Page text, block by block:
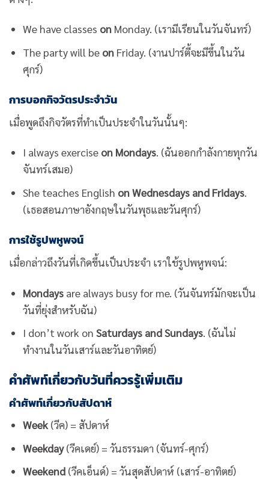
We have classes onMonday. (เรามีเรียนในวันจันทร์)
The party will be onFriday. (งานปาร์ตี้จะมีขึ้นในวัน
ศุกร์)
การบอกกิจวัตรประจำวัน
เมื่อพูดถึงกิจวัตรที่ทำเป็นประจำในวันนั้นๆ:
I always exercise on Mondays. (ฉันออกกำลังกายทุกวัน
จันทร์เสมอ)
She teaches English on Wednesdays and Fridays.
(เธอสอนภาษาอังกฤษในวันพุธและวันศุกร์)
การใช้รูปพหูพจน์
เมื่อกล่าวถึงวันที่เกิดขึ้นเป็นประจำ เราใช้รูปพหูพจน์:
Mondaysare always busy for me. (วันจันทร์มักจะเป็น
วันที่ยุ่งสำหรับฉัน)
I don’t work on Saturdays and Sundays. (ฉันไม่
ทำงานในวันเสาร์และวันอาทิตย์)
คำศัพท์เกี่ยวกับวันที่ควรรู้เพิ่มเติม
คำศัพท์เกี่ยวกับสัปดาห์
Week(วีค) = สัปดาห์
Weekday(วีคเดย์) = วันธรรมดา (จันทร์-ศุกร์)
Weekend(วีคเอ็นด์) = วันสุดสัปดาห์ (เสาร์-อาทิตย์)